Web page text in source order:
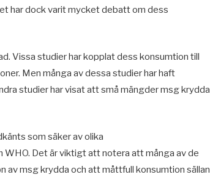
har dock varit mycket debatt om dess
Vissa studier har kopplat dess konsumtion till
Men många av dessa studier har haft
studier har visat att små mängder msg krydda
som säker av olika
WHO. Det är viktigt att notera att många av de
av msg krydda och att måttfull konsumtion sällan